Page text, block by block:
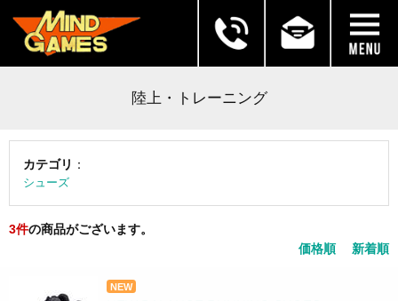
陸上・トレーニング
カテゴリ ：
シューズ
3件の商品がございます。
価格順
新着順
NEW